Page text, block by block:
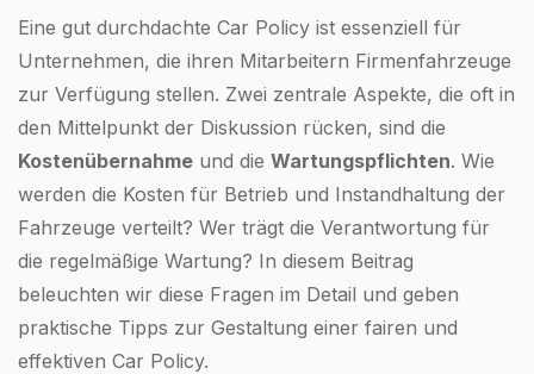
Eine gut durchdachte Car Policy ist essenziell für
Unternehmen, die ihren Mitarbeitern Firmenfahrzeuge
zur Verfügung stellen. Zwei zentrale Aspekte, die oft in
den Mittelpunkt der Diskussion rücken, sind die
Kostenübernahme und die Wartungspflichten. Wie
werden die Kosten für Betrieb und Instandhaltung der
Fahrzeuge verteilt? Wer trägt die Verantwortung für
die regelmäßige Wartung? In diesem Beitrag
beleuchten wir diese Fragen im Detail und geben
praktische Tipps zur Gestaltung einer fairen und
effektiven Car Policy.